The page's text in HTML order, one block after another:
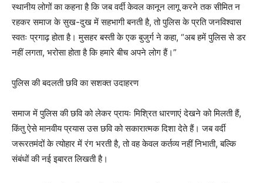
स्थानीय लोगों का कहना है कि जब वर्दी केवल कानून लागू करने तक सीमित न
रहकर समाज के सुख-दुख में सहभागी बनती है, तो पुलिस के प्रति जनविश्वास
स्वतः प्रगाढ़ होता है। मुसहर बस्ती के एक बुजुर्ग ने कहा, “अब हमें पुलिस से डर
नहीं लगता, भरोसा होता है कि हमारे बीच अपने लोग हैं।”
पुलिस की बदलती छवि का सशक्त उदाहरण
समाज में पुलिस की छवि को लेकर प्रायः मिश्रित धारणाएं देखने को मिलती हैं,
किंतु ऐसे मानवीय प्रयास उस छवि को सकारात्मक दिशा देते हैं। जब वर्दी
जरूरतमंदों के त्योहार में रंग भरती है, तो वह केवल कर्तव्य नहीं निभाती, बल्कि
संबंधों की नई इबारत लिखती है।